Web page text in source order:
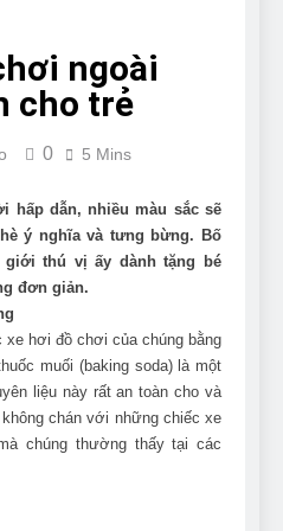
Stop It!
Guide to What
Can (and can’t) Eat
Anal Gland Problem
to Treat It
Run Long
Ago
Play Fetch?
to Train Them!
Often Do I Need to
My Bulldog
ngoài
cho trẻ
0 5 Mins
hấp dẫn, nhiều màu sắc sẽ
ý nghĩa và tưng bừng. Bố
thú vị ấy dành tặng bé
đơn giản.
hơi đồ chơi của chúng bằng
muối (baking soda) là một
liệu này rất an toàn cho và
chán với những chiếc xe
chúng thường thấy tại các